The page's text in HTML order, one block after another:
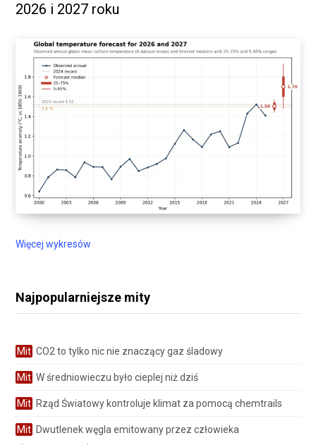
2026 i 2027 roku
Więcej wykresów
Najpopularniejsze mity
Mit CO2 to tylko nic nie znaczący gaz śladowy
Mit W średniowieczu było cieplej niż dziś
Mit Rząd Światowy kontroluje klimat za pomocą chemtrails
Mit Dwutlenek węgla emitowany przez człowieka